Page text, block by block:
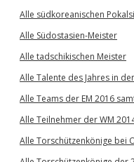
Alle südkoreanischen
Alle Südostasien-Meister
Alle tadschikischen Meister
Alle Talente des Jahres in
Alle Teams der EM 2016
Alle Teilnehmer der WM
Alle Torschützenkönige bei